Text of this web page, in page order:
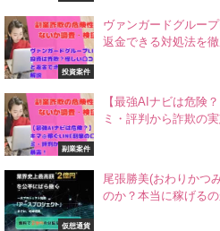
投資案件
ヴァンガードグルー
返金できる対処法を
副業案件
【最強AIナビは危険
ミ・評判から詐欺の
仮想通貨
尾張勝美(おわりかつ
のか？本当に稼げるの